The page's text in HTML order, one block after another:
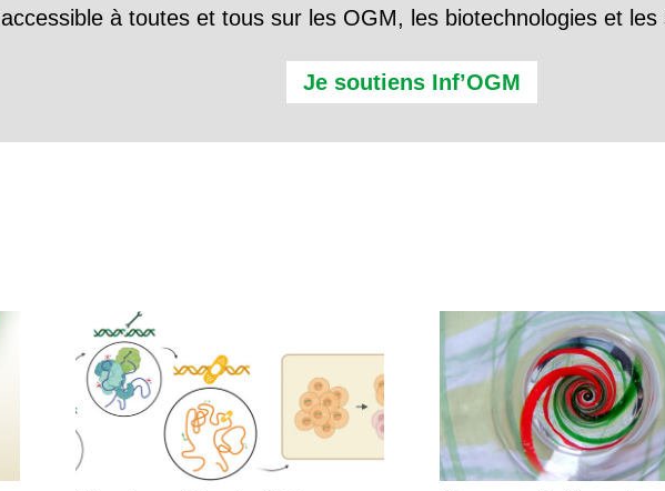
accessible à toutes et tous sur les OGM, les biotechnologies et les
Je soutiens Inf’OGM